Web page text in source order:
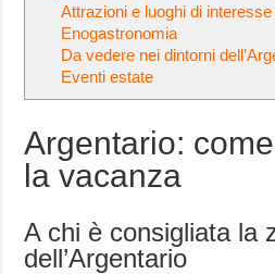
Attrazioni e luoghi di interesse
Enogastronomia
Da vedere nei dintorni
Eventi estate
Argentario:
la vacanza
A chi è consigliata la
dell’Argentario